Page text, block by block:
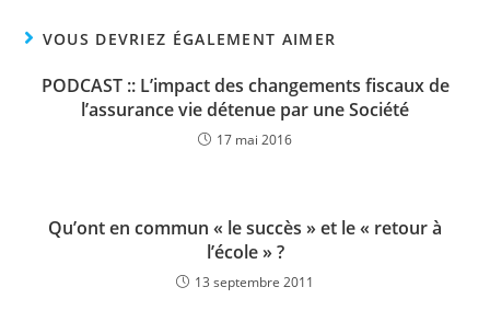
VOUS DEVRIEZ ÉGALEMENT AIMER
PODCAST :: L’impact des changements fiscaux de
l’assurance vie détenue par une Société
17 mai 2016
Qu’ont en commun « le succès » et le « retour à
l’école » ?
13 septembre 2011